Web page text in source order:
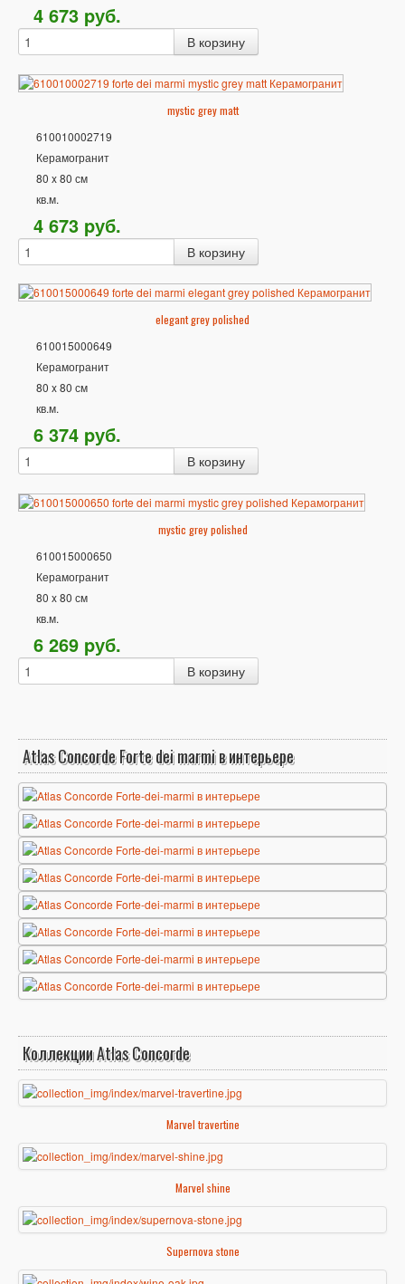
4 673 pуб.
mystic grey matt
610010002719
Керамогранит
80 x 80 см
кв.м.
4 673 pуб.
elegant grey polished
610015000649
Керамогранит
80 x 80 см
кв.м.
6 374 pуб.
mystic grey polished
610015000650
Керамогранит
80 x 80 см
кв.м.
6 269 pуб.
Atlas Concorde Forte dei marmi в интерьере
Коллекции Atlas Concorde
Marvel travertine
Marvel shine
Supernova stone